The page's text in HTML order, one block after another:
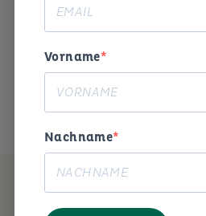
Begeisterung
Das ist mein
MEIN
Vorname
Nachname